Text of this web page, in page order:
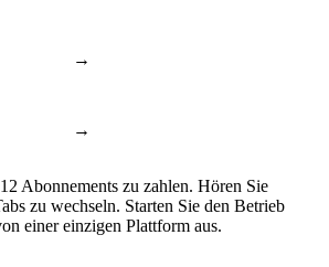
→
→
Abonnements zu zahlen. Hören Sie
zu wechseln. Starten Sie den Betrieb
einer einzigen Plattform aus.